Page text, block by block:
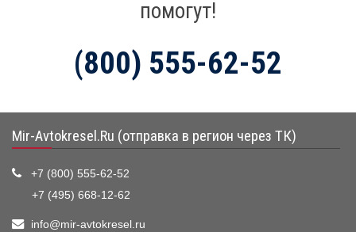
помогут!
(800) 555-62-52
Mir-Avtokresel.Ru (отправка в регион через ТК)
+7 (800) 555-62-52
+7 (495) 668-12-62
info@mir-avtokresel.ru